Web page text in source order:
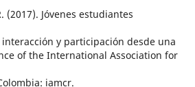
(2017). Jóvenes estudiantes
y participación desde una
of the International Association for
iamcr.